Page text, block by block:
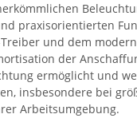
praxisorientierten
und dem
der
ermöglicht und
insbesondere bei
Arbeitsumgebung.